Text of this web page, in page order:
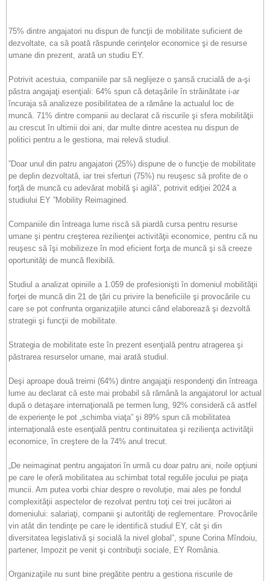
75% dintre angajatori nu dispun de funcţii de mobilitate suficient de
dezvoltate, ca să poată răspunde cerinţelor economice şi de resurse
umane din prezent, arată un studiu EY.
Potrivit acestuia, companiile par să neglijeze o şansă crucială de a-şi
păstra angajaţi esenţiali: 64% spun că detaşările în străinătate i-ar
încuraja să analizeze posibilitatea de a rămâne la actualul loc de
muncă. 71% dintre companii au declarat că riscurile şi sfera mobilităţii
au crescut în ultimii doi ani, dar multe dintre acestea nu dispun de
politici pentru a le gestiona, mai relevă studiul.
”Doar unul din patru angajatori (25%) dispune de o funcţie de mobilitate
pe deplin dezvoltată, iar trei sferturi (75%) nu reuşesc să profite de o
forţă de muncă cu adevărat mobilă şi agilă”, potrivit ediţiei 2024 a
studiului EY ”Mobility Reimagined.
Companiile din întreaga lume riscă să piardă cursa pentru resurse
umane şi pentru creşterea rezilienţei activităţii economice, pentru că nu
reuşesc să îşi mobilizeze în mod eficient forţa de muncă şi să creeze
oportunităţi de muncă flexibilă.
Studiul a analizat opiniile a 1.059 de profesionişti în domeniul mobilităţii
forţei de muncă din 21 de ţări cu privire la beneficiile şi provocările cu
care se pot confrunta organizaţiile atunci când elaborează şi dezvoltă
strategii şi funcţii de mobilitate.
Strategia de mobilitate este în prezent esenţială pentru atragerea şi
păstrarea resurselor umane, mai arată studiul.
Deşi aproape două treimi (64%) dintre angajaţii respondenţi din întreaga
lume au declarat că este mai probabil să rămână la angajatorul lor actual
după o detaşare internaţională pe termen lung, 92% consideră că astfel
de experienţe le pot „schimba viaţa” şi 89% spun că mobilitatea
internaţională este esenţială pentru continuitatea şi rezilienţa activităţii
economice, în creştere de la 74% anul trecut.
„De neimaginat pentru angajatori în urmă cu doar patru ani, noile opţiuni
pe care le oferă mobilitatea au schimbat total regulile jocului pe piaţa
muncii. Am putea vorbi chiar despre o revoluţie, mai ales pe fondul
complexităţii aspectelor de rezolvat pentru toţi cei trei jucători ai
domeniului: salariaţi, companii şi autorităţi de reglementare. Provocările
vin atât din tendinţe pe care le identifică studiul EY, cât şi din
diversitatea legislativă şi socială la nivel global”, spune Corina Mîndoiu,
partener, Impozit pe venit şi contribuţii sociale, EY România.
Organizaţiile nu sunt bine pregătite pentru a gestiona riscurile de